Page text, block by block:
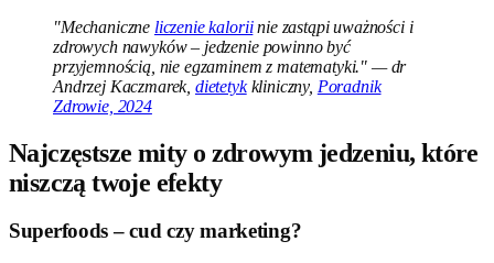
"Mechaniczne liczenie kaloriinie zastąpi uważności i
zdrowych nawyków – jedzenie powinno być
przyjemnością, nie egzaminem z matematyki." — dr
Andrzej Kaczmarek, dietetykkliniczny, Poradnik
Zdrowie, 2024
Najczęstsze mity o zdrowym jedzeniu, które
niszczą twoje efekty
Superfoods – cud czy marketing?